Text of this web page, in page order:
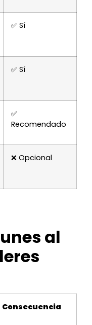
✅ Sí
✅ Sí
✅
Recomendado
❌ Opcional
al
Consecuencia